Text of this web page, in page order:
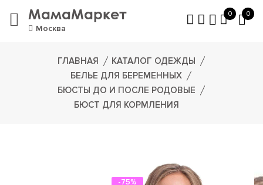
МамаМаркет
Москва
0 0
ГЛАВНАЯ
КАТАЛОГ ОДЕЖДЫ
БЕЛЬЕ ДЛЯ БЕРЕМЕННЫХ
БЮСТЫ ДО И ПОСЛЕ РОДОВЫЕ
БЮСТ ДЛЯ КОРМЛЕНИЯ
-75%